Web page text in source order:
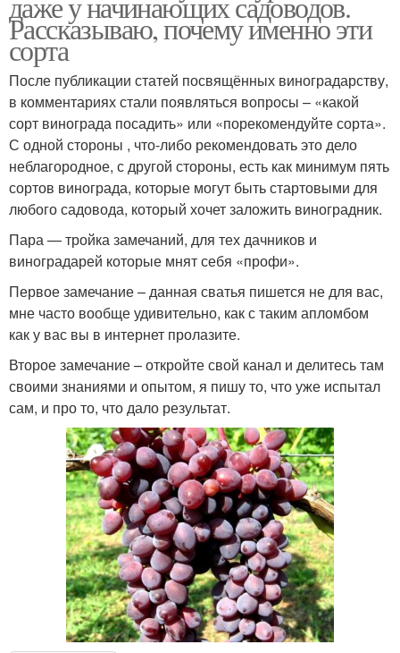
Рассказываю, почему именно эти
сорта
После публикации статей посвящённых виноградарству,
в комментариях стали появляться вопросы – «какой
сорт винограда посадить» или «порекомендуйте сорта».
С одной стороны , что-либо рекомендовать это дело
неблагородное, с другой стороны, есть как минимум пять
сортов винограда, которые могут быть стартовыми для
любого садовода, который хочет заложить виноградник.
Пара — тройка замечаний, для тех дачников и
виноградарей которые мнят себя «профи».
Первое замечание – данная сватья пишется не для вас,
мне часто вообще удивительно, как с таким апломбом
как у вас вы в интернет пролазите.
Второе замечание – откройте свой канал и делитесь там
своими знаниями и опытом, я пишу то, что уже испытал
сам, и про то, что дало результат.